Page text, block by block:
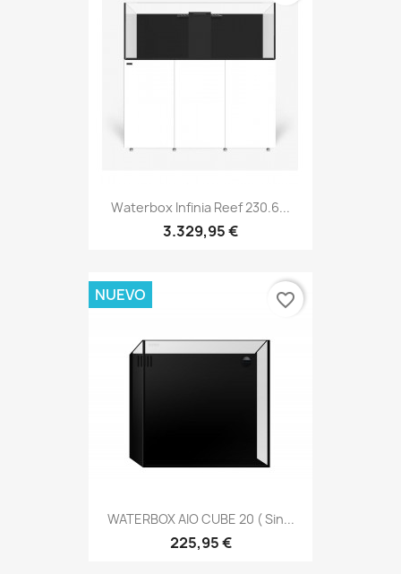
Waterbox Infinia Reef 230.6...
3.329,95 €
WATERBOX AIO CUBE 20 ( Sin...
225,95 €
NUEVO favorite_border